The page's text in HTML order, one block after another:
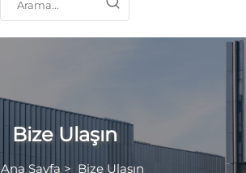
Bize Ulaşın
Ana Sayfa > Bize Ulaşın